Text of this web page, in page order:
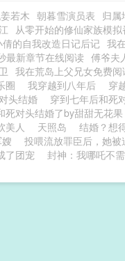
若木 朝暮雪演员表 归属
从零开始的修仙家族模拟
倩的自我改造日记后记 我
最新章节在线阅读 傅爷夫
我在荒岛上父兄女免费阅
圈 我穿越到八年后 穿
头结婚 穿到七年后和死
死对头结婚了by甜甜无花果
美人 天照岛 结婚？想
投喂流放罪臣后，她被
了团宠 封神：我哪吒不